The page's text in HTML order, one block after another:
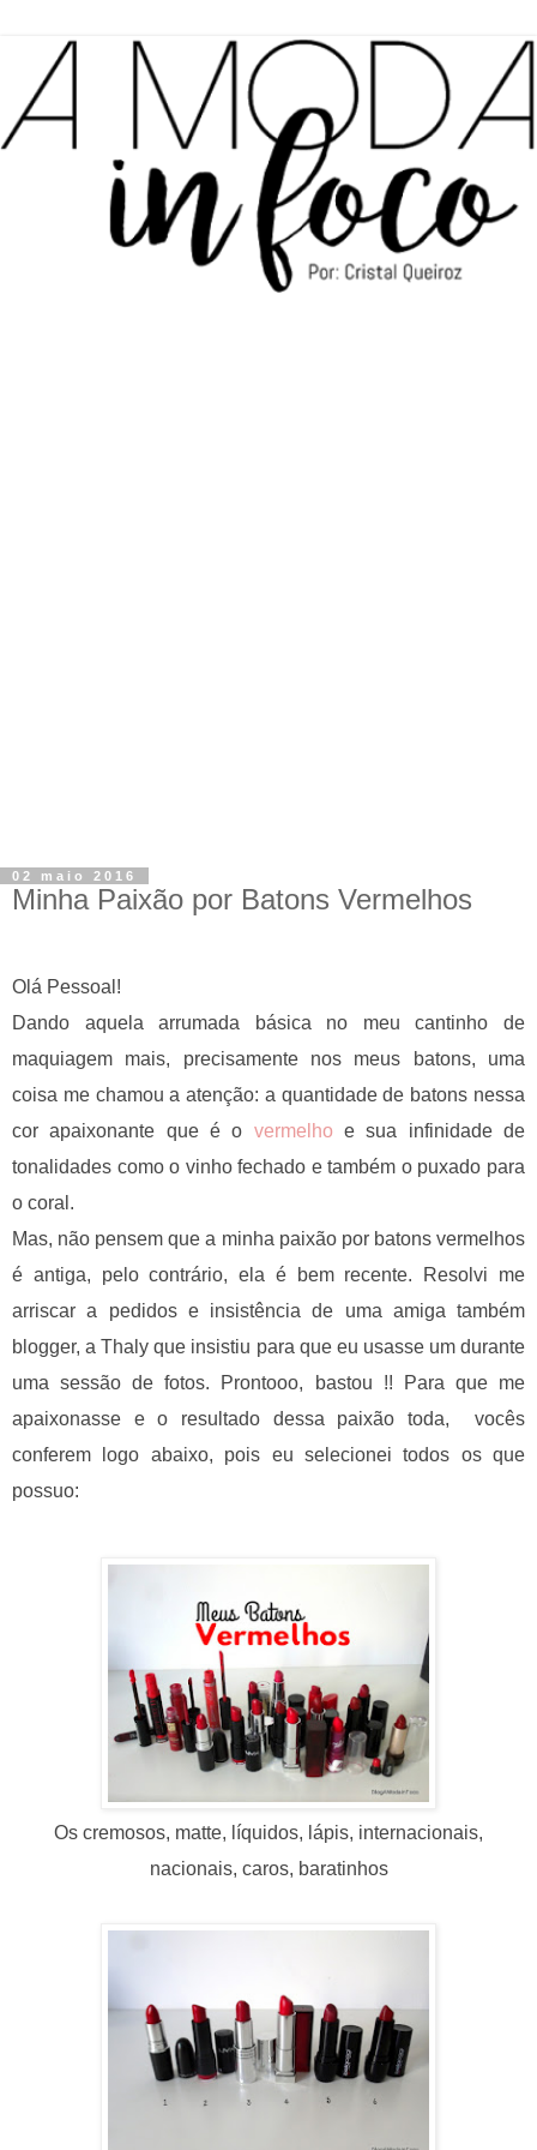
02 maio 2016
Minha Paixão por Batons Vermelhos
Olá Pessoal!
Dando aquela arrumada básica no meu cantinho de
maquiagem mais, precisamente nos meus batons, uma
coisa me chamou a atenção: a quantidade de batons nessa
cor apaixonante que é o vermelho e sua infinidade de
tonalidades como o vinho fechado e também o puxado para
o coral.
Mas, não pensem que a minha paixão por batons vermelhos
é antiga, pelo contrário, ela é bem recente. Resolvi me
arriscar a pedidos e insistência de uma amiga também
blogger, a Thaly que insistiu para que eu usasse um durante
uma sessão de fotos. Prontooo, bastou !! Para que me
apaixonasse e o resultado dessa paixão toda,
vocês
conferem logo abaixo, pois eu selecionei todos os que
possuo:
Os cremosos, matte, líquidos, lápis, internacionais,
nacionais, caros, baratinhos